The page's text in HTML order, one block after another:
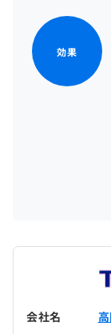
効果
会社名